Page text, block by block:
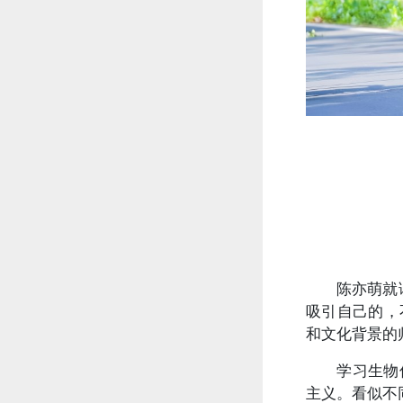
陈亦萌
吸引自己的
和文化背景的
学习生
主义。看似